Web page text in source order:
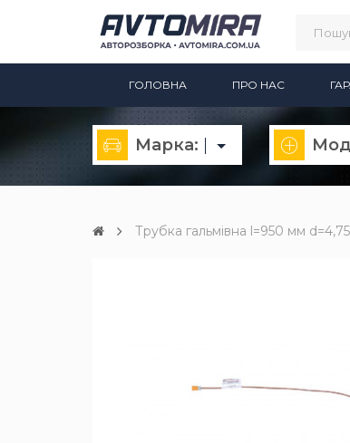
ГОЛОВНА ПРО НАС
Марка:
Трубка гальмівна l=950 мм